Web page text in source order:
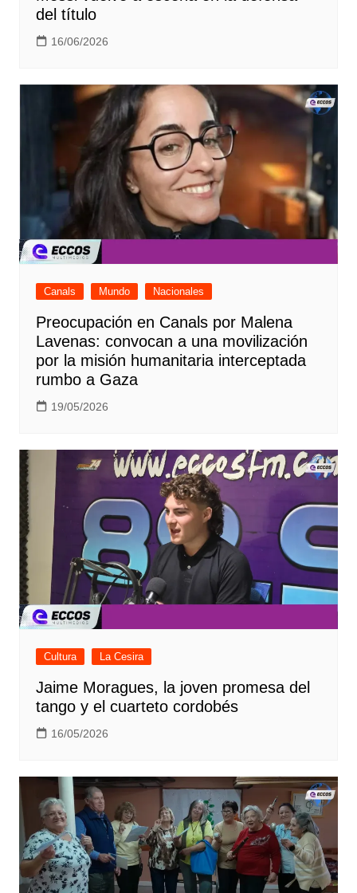
del título
16/06/2026
Canals Mundo Nacionales
Preocupación en Canals por Malena
Lavenas: convocan a una movilización
por la misión humanitaria interceptada
rumbo a Gaza
19/05/2026
Cultura La Cesira
Jaime Moragues, la joven promesa del
tango y el cuarteto cordobés
16/05/2026